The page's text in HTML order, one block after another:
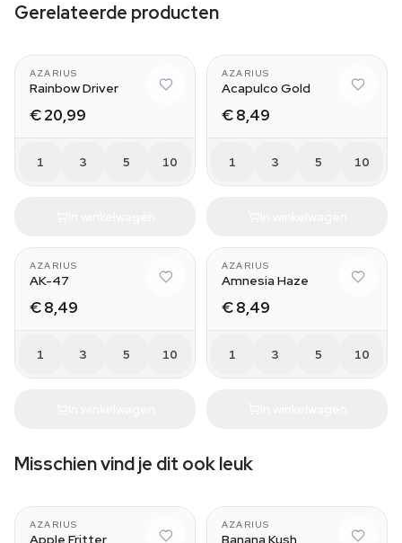
Gerelateerde producten
AZARIUS
Rainbow Driver
€ 20,99
1 3 5 10
AZARIUS
Acapulco Gold
€ 8,49
1 3 5 10
AZARIUS
AK-47
€ 8,49
1 3 5 10
AZARIUS
Amnesia Haze
€ 8,49
1 3 5 10
Misschien vind je dit ook leuk
AZARIUS
Apple Fritter
AZARIUS
Banana Kush